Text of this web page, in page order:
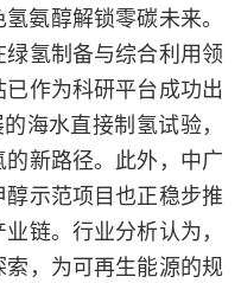
氨醇解锁零碳未来。
氢制备与综合利用领
作为科研平台成功出
海水直接制氢试验，
新路径。此外，中广
示范项目也正稳步推
链。行业分析认为，
，为可再生能源的规